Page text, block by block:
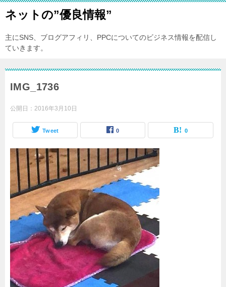
ネットの”優良情報”
主にSNS、ブログアフィリ、PPCについてのビジネス情報を配信し
ていきます。
IMG_1736
公開日： 2016年3月10日
Tweet 0 0